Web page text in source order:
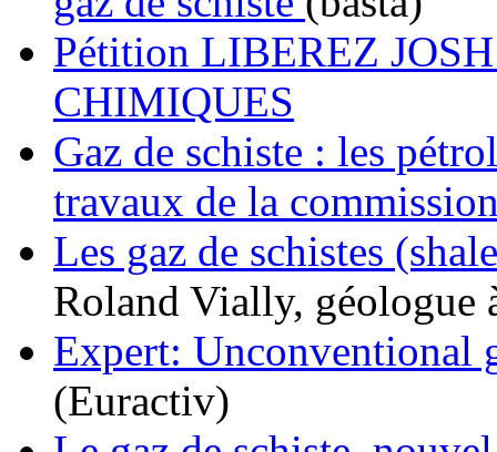
Pétition LIBEREZ
CHIMIQUES
Gaz de schiste : les
travaux de la
Les gaz de schistes
Roland Vially, géologue
Expert: Unconventional
(Euractiv)